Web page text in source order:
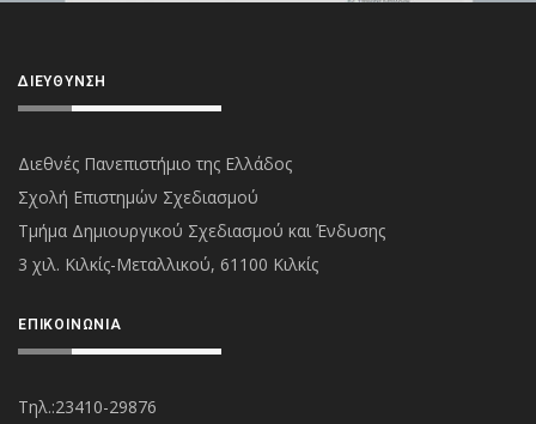
ΔΙΕΎΘΥΝΣΗ
Διεθνές Πανεπιστήμιο της Ελλάδος
Σχολή Επιστημών Σχεδιασμού
Τμήμα Δημιουργικού Σχεδιασμού και Ένδυσης
3 χιλ. Κιλκίς-Μεταλλικού, 61100 Κιλκίς
ΕΠΙΚΟΙΝΩΝΊΑ
Τηλ.:23410-29876